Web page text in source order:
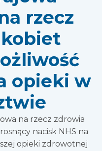
rzecz
opieki w
na rzecz zdrowia
nacisk NHS na
opieki zdrowotnej